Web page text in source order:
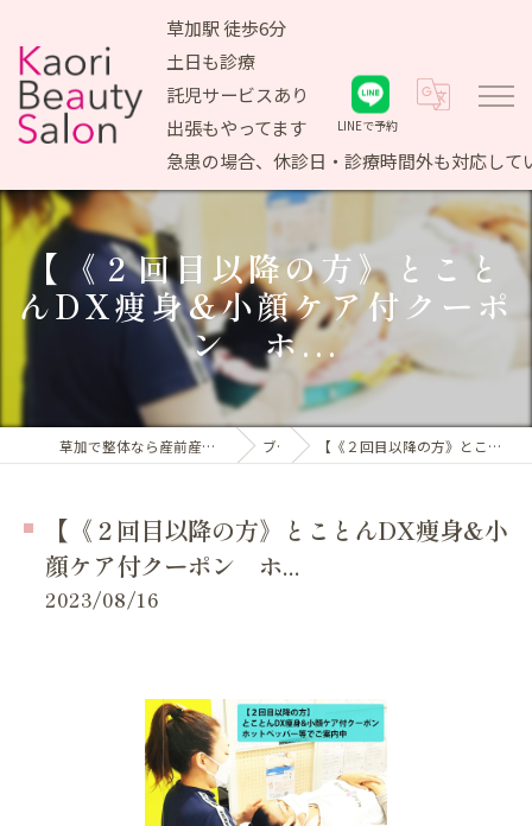
草加駅 徒歩6分
土日も診療
託児サービスあり
出張もやってます
急患の場合、休診日・診療時間外も対応して
LINEで予約
【《２回目以降の方》とこと
んDX痩身&小顔ケア付クーポ
ン ホ...
草加で整体なら産前産後ケア専門 かおりビューティサロン ブログ 【《２回目以降の方》とことんDX痩身&小顔ケア付クーポン ホ...
【《２回目以降の方》とことんDX痩身&小
顔ケア付クーポン ホ...
2023/08/16